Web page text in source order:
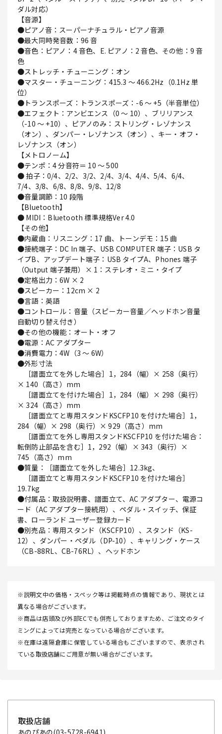
ダル対応）
【音源】
●ピアノ音：スーパーナチュラル・ピアノ音源
●最大同時発音数：96 音
●音色：ピアノ：4 音色、E. ピアノ：2 音色、その他：9 音
色
●ストレッチ・チューニング：オン
●マスター・チューニング：415.3 ～ 466.2Hz（0.1Hz 単
位）
●トランスポーズ：トランスポーズ：-6 ～ +5（半音単位）
●エフェクト：アンビエンス（0 ～ 10）、ブリリアンス
（-10 ～ +10）、ピアノのみ：ストリング・レゾナンス
（オン）、ダンパー・レゾナンス（オン）、キー・オフ・
レゾナンス（オン）
【メトロノーム】
●テンポ：4 分音符＝ 10 ～ 500
● 拍子：0/4、2/2、3/2、2/4、3/4、4/4、5/4、6/4、
7/4、3/8、6/8、8/8、9/8、12/8
●音量調節：10 段階
【Bluetooth】
● MIDI：Bluetooth 標準規格Ver 4.0
【その他】
●内蔵曲：リスニング：17 曲、トーンデモ：15 曲
●接続端子：DC In 端子、USB COMPUTER 端子：USB タ
イプB、アップデート端子：USB タイプA、Phones 端子
（Output 端子兼用）× 1：ステレオ・ミニ・タイプ
●定格出力：6W × 2
●スピーカー：12cm × 2
●言語：英語
●コントロール：音量（スピーカー音量／ヘッドホン音量
自動切り替え付き）
●その他の機能：オート・オフ
●電源：AC アダプター
●消費電力：4W（3 ～ 6W）
●外形寸法
［譜面立てを外した場合］1，284（幅）× 258（奥行）
× 140（高さ）mm
［譜面立てを付けた場合］1，284（幅）× 298（奥行）
× 324（高さ）mm
［譜面立てと専用スタンドKSCFP10 を付けた場合］1，
284（幅）× 298（奥行）× 929（高さ）mm
［譜面立てを外し専用スタンドKSCFP10 を付けた場合：
転倒防止部品を含む］1，292（幅）× 343（奥行）×
745（高さ）mm
●質量：［譜面立てを外した場合］12.3kg、
［譜面立てと専用スタンドKSCFP10 を付けた場合］
19.7kg
●付属品：取扱説明書、譜面立て、AC アダプター、電源コ
ード（AC アダプター接続用）、ペダル・スイッチ、保証
書、ローランド ユーザー登録カード
●別売品：専用スタンド（KSCFP10）、スタンド（KS-
12）、ダンパー・ペダル（DP-10）、キャリング・ケース
（CB-88RL、CB-76RL）、ヘッドホン
※説明文中の価格・スペック等は掲載時点の情報であり、現状とは
異なる場合がございます。
※商品は店頭及び外部ECでも併売しておりますため、ご注文のタイ
ミングによっては完売となっている場合がございます。
※在庫は遠隔倉庫に保管している場合もございますので、表示され
ている取扱店舗にご用意が無い場合がございます。
取扱店舗